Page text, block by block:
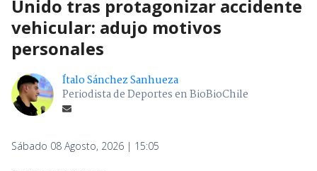
Unido tras protagonizar accidente
vehicular: adujo motivos
personales
Ítalo Sánchez Sanhueza
Periodista de Deportes en BioBioChile
Sábado 08 Agosto, 2026 | 15:05